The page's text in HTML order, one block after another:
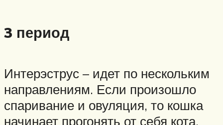
3 период
Интерэструс – идет по нескольким
направлениям. Если произошло
спаривание и овуляция, то кошка
начинает прогонять от себя кота,